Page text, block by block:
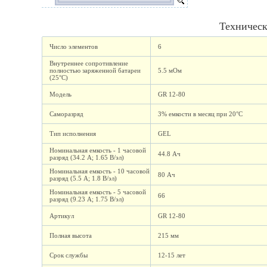
Число элементов 6
Внутреннее сопротивление
полностью заряженной батареи
(25°C)
5.5 мОм
Модель GR 12-80
Саморазряд 3% емкости в месяц при 20°C
Тип исполнения GEL
Номинальная емкость - 1 часовой
разряд (34.2 А; 1.65 В/эл)
44.8 Ач
Номинальная емкость - 10 часовой
разряд (5.5 А; 1.8 В/эл)
80 Ач
Номинальная емкость - 5 часовой
разряд (9.23 А; 1.75 В/эл)
66
Артикул GR 12-80
Полная высота 215 мм
Срок службы 12-15 лет